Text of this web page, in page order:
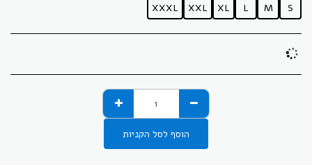
S
M
L
XL
XXL
XXXL
הוסף לסל הקניות